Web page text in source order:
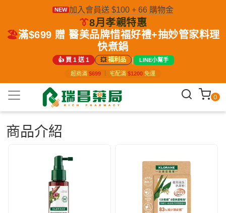
NEW 加入會員送 $100 + 66 購物金
👔8月孝親特惠
🏖️滿$699 贈 醫美品牌惜福好禮+抽妙管家料理
快煮鍋
👍 買 1 送 1 💥福利品 | LINE小幫手
超商滿 $699 宅配滿 $1200 免運
0
商品介紹